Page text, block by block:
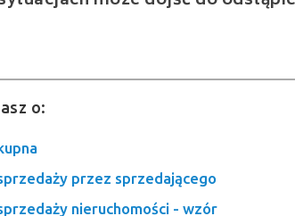
o:
przez sprzedającego
nieruchomości - wzór